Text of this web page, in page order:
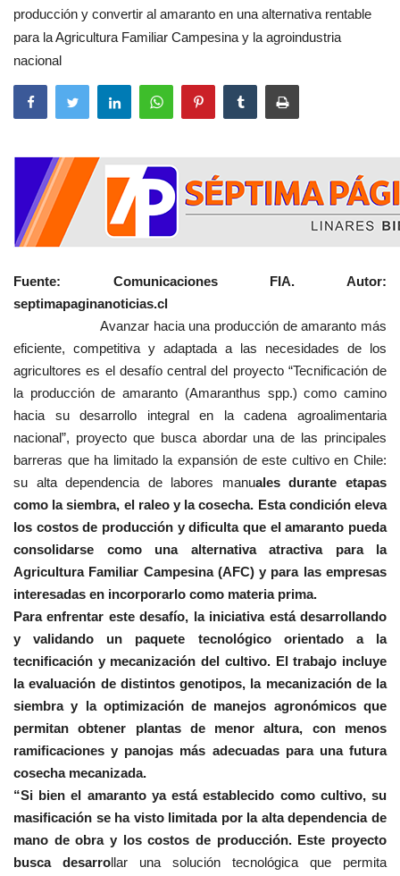
producción y convertir al amaranto en una alternativa rentable
para la Agricultura Familiar Campesina y la agroindustria
nacional
Fuente: Comunicaciones FIA. Autor:
septimapaginanoticias.cl
Avanzar hacia una producción de amaranto más
eficiente, competitiva y adaptada a las necesidades de los
agricultores es el desafío central del proyecto “Tecnificación de
la producción de amaranto (Amaranthus spp.) como camino
hacia su desarrollo integral en la cadena agroalimentaria
nacional”, proyecto que busca abordar una de las principales
barreras que ha limitado la expansión de este cultivo en Chile:
su alta dependencia de labores manuales durante etapas
como la siembra, el raleo y la cosecha. Esta condición eleva
los costos de producción y dificulta que el amaranto pueda
consolidarse como una alternativa atractiva para la
Agricultura Familiar Campesina (AFC) y para las empresas
interesadas en incorporarlo como materia prima.
Para enfrentar este desafío, la iniciativa está desarrollando
y validando un paquete tecnológico orientado a la
tecnificación y mecanización del cultivo. El trabajo incluye
la evaluación de distintos genotipos, la mecanización de la
siembra y la optimización de manejos agronómicos que
permitan obtener plantas de menor altura, con menos
ramificaciones y panojas más adecuadas para una futura
cosecha mecanizada.
“Si bien el amaranto ya está establecido como cultivo, su
masificación se ha visto limitada por la alta dependencia de
mano de obra y los costos de producción. Este proyecto
busca desarrollar una solución tecnológica que permita